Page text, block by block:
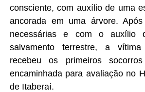
consciente, com auxílio de uma
ancorada em uma árvore.
necessárias e com o auxílio
salvamento terrestre, a
recebeu os primeiros
encaminhada para avaliação no
de Itaberaí.